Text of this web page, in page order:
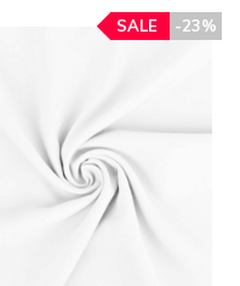
-23%
SALE